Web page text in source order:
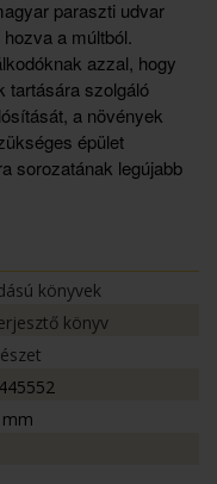
paraszti udvar
a múltból.
azzal, hogy
tartására szolgáló
a növények
épület
sorozatának legújabb
könyvek
könyv